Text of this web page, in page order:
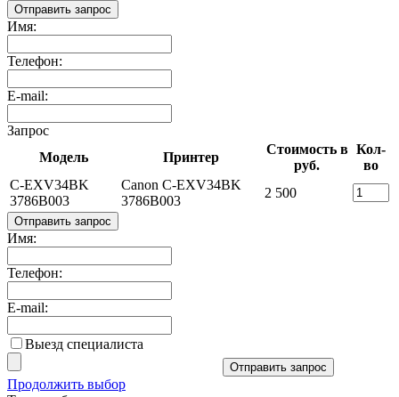
Отправить запрос
Имя:
Телефон:
E-mail:
Запрос
Модель
Принтер
Стоимость в
руб.
Кол-
во
C-EXV34BK
3786B003
Canon C-EXV34BK
3786B003
2 500
Отправить запрос
Имя:
Телефон:
E-mail:
Выезд специалиста
Отправить запрос
Продолжить выбор